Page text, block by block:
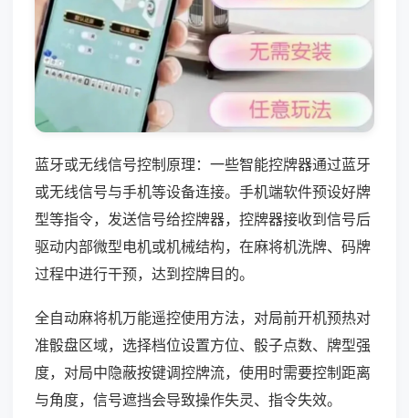
蓝牙或无线信号控制原理：一些智能控牌器通过蓝牙
或无线信号与手机等设备连接。手机端软件预设好牌
型等指令，发送信号给控牌器，控牌器接收到信号后
驱动内部微型电机或机械结构，在麻将机洗牌、码牌
过程中进行干预，达到控牌目的。
全自动麻将机万能遥控使用方法，对局前开机预热对
准骰盘区域，选择档位设置方位、骰子点数、牌型强
度，对局中隐蔽按键调控牌流，使用时需要控制距离
与角度，信号遮挡会导致操作失灵、指令失效。